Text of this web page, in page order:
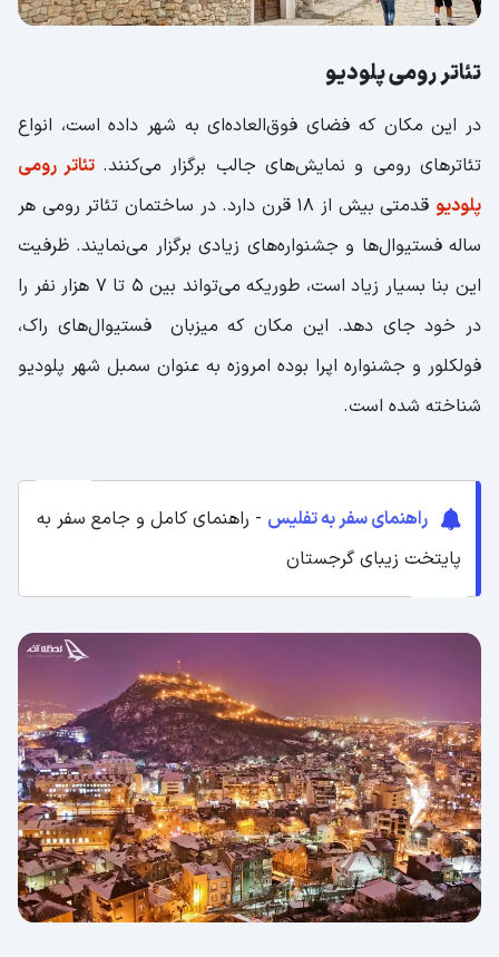
تئاتر رومی پلودیو
در این مکان که فضای فوق‌العاده‌ای به شهر داده است، انواع
تئاترهای رومی و نمایش‌های جالب برگزار می‌کنند. تئاتر رومی
پلودیو
قدمتی بیش از 18 قرن دارد. در ساختمان تئاتر رومی هر
ساله فستیوال‌ها و جشنواره‌های زیادی برگزار می‌نمایند. ظرفیت
این بنا بسیار زیاد است، طوریکه می‌تواند بین 5 تا 7 هزار نفر را
در خود جای دهد. این مکان که میزبان فستیوال‌های راک،
فولکلور و جشنواره اپرا بوده امروزه به عنوان سمبل شهر پلودیو
شناخته شده است.
راهنمای سفر به تفلیس - راهنمای کامل و جامع سفر به
پایتخت زیبای گرجستان